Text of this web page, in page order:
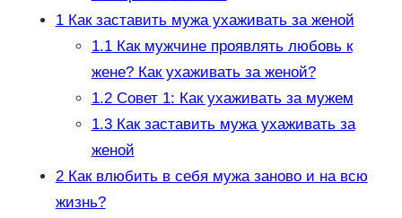
1Как заставить мужа ухаживать за женой
1.1Как мужчине проявлять любовь к
жене? Как ухаживать за женой?
1.2Совет 1: Как ухаживать за мужем
1.3Как заставить мужа ухаживать за
женой
2Как влюбить в себя мужа заново и на всю
жизнь?